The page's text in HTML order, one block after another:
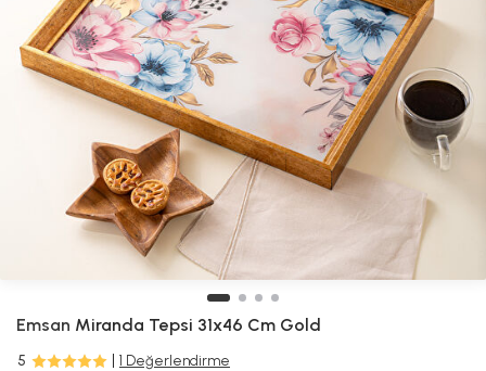
Emsan Miranda Tepsi 31x46 Cm Gold
5 1 Değerlendirme